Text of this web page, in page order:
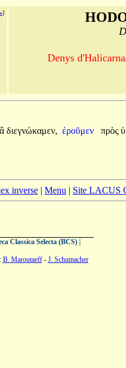
»]
Denys
ἃ διεγνώκαμεν, ἐροῦμεν πρὸς
inverse | Menu | Site LACUS
Classica Selecta (BCS)|
B. Maroutaeff- J. Schumacher